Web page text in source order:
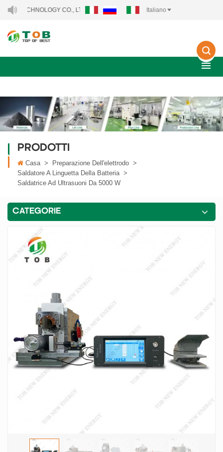
CO., LTD.. Italiano
PRODOTTI
Casa > Preparazione Dell'elettrodo >
Saldatore A Linguetta Della Batteria >
Saldatrice Ad Ultrasuoni Da 5000 W
CATEGORIE